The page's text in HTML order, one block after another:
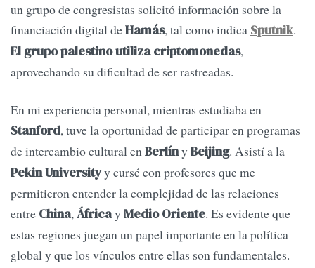
un grupo de congresistas solicitó información sobre la
financiación digital deHamás, tal como indica Sputnik.
El grupo palestino utiliza criptomonedas,
aprovechando su dificultad de ser rastreadas.
En mi experiencia personal, mientras estudiaba en
Stanford, tuve la oportunidad de participar en programas
de intercambio cultural enBerlíny Beijing. Asistí a la
Pekin Universityy cursé con profesores que me
permitieron entender la complejidad de las relaciones
entre China,Áfricay Medio Oriente. Es evidente que
estas regiones juegan un papel importante en la política
global y que los vínculos entre ellas son fundamentales.